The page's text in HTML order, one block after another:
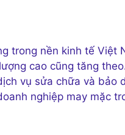
trong nền kinh tế Việt
cao cũng tăng
vụ sửa chữa và bảo
nghiệp may mặc